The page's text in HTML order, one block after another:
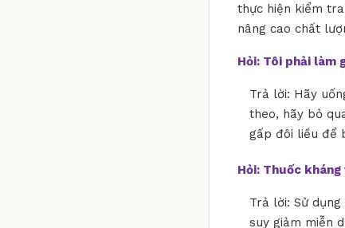
thực hiện kiểm
nâng cao chất
Hỏi: Tôi phải làm
Trả lời: Hãy
theo, hãy bỏ
gấp đôi liều để
Hỏi: Thuốc
Trả lời: Sử
suy giảm miễn